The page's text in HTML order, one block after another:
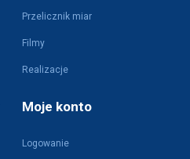
Przelicznik miar
Filmy
Realizacje
Moje konto
Logowanie